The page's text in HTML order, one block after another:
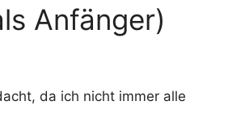
Anfänger)
da ich nicht immer alle